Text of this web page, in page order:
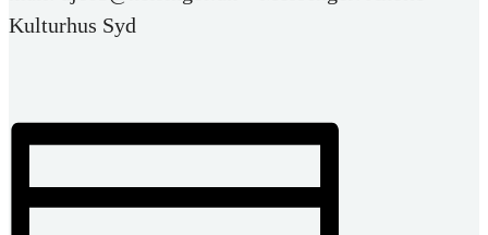
Kulturhus Syd